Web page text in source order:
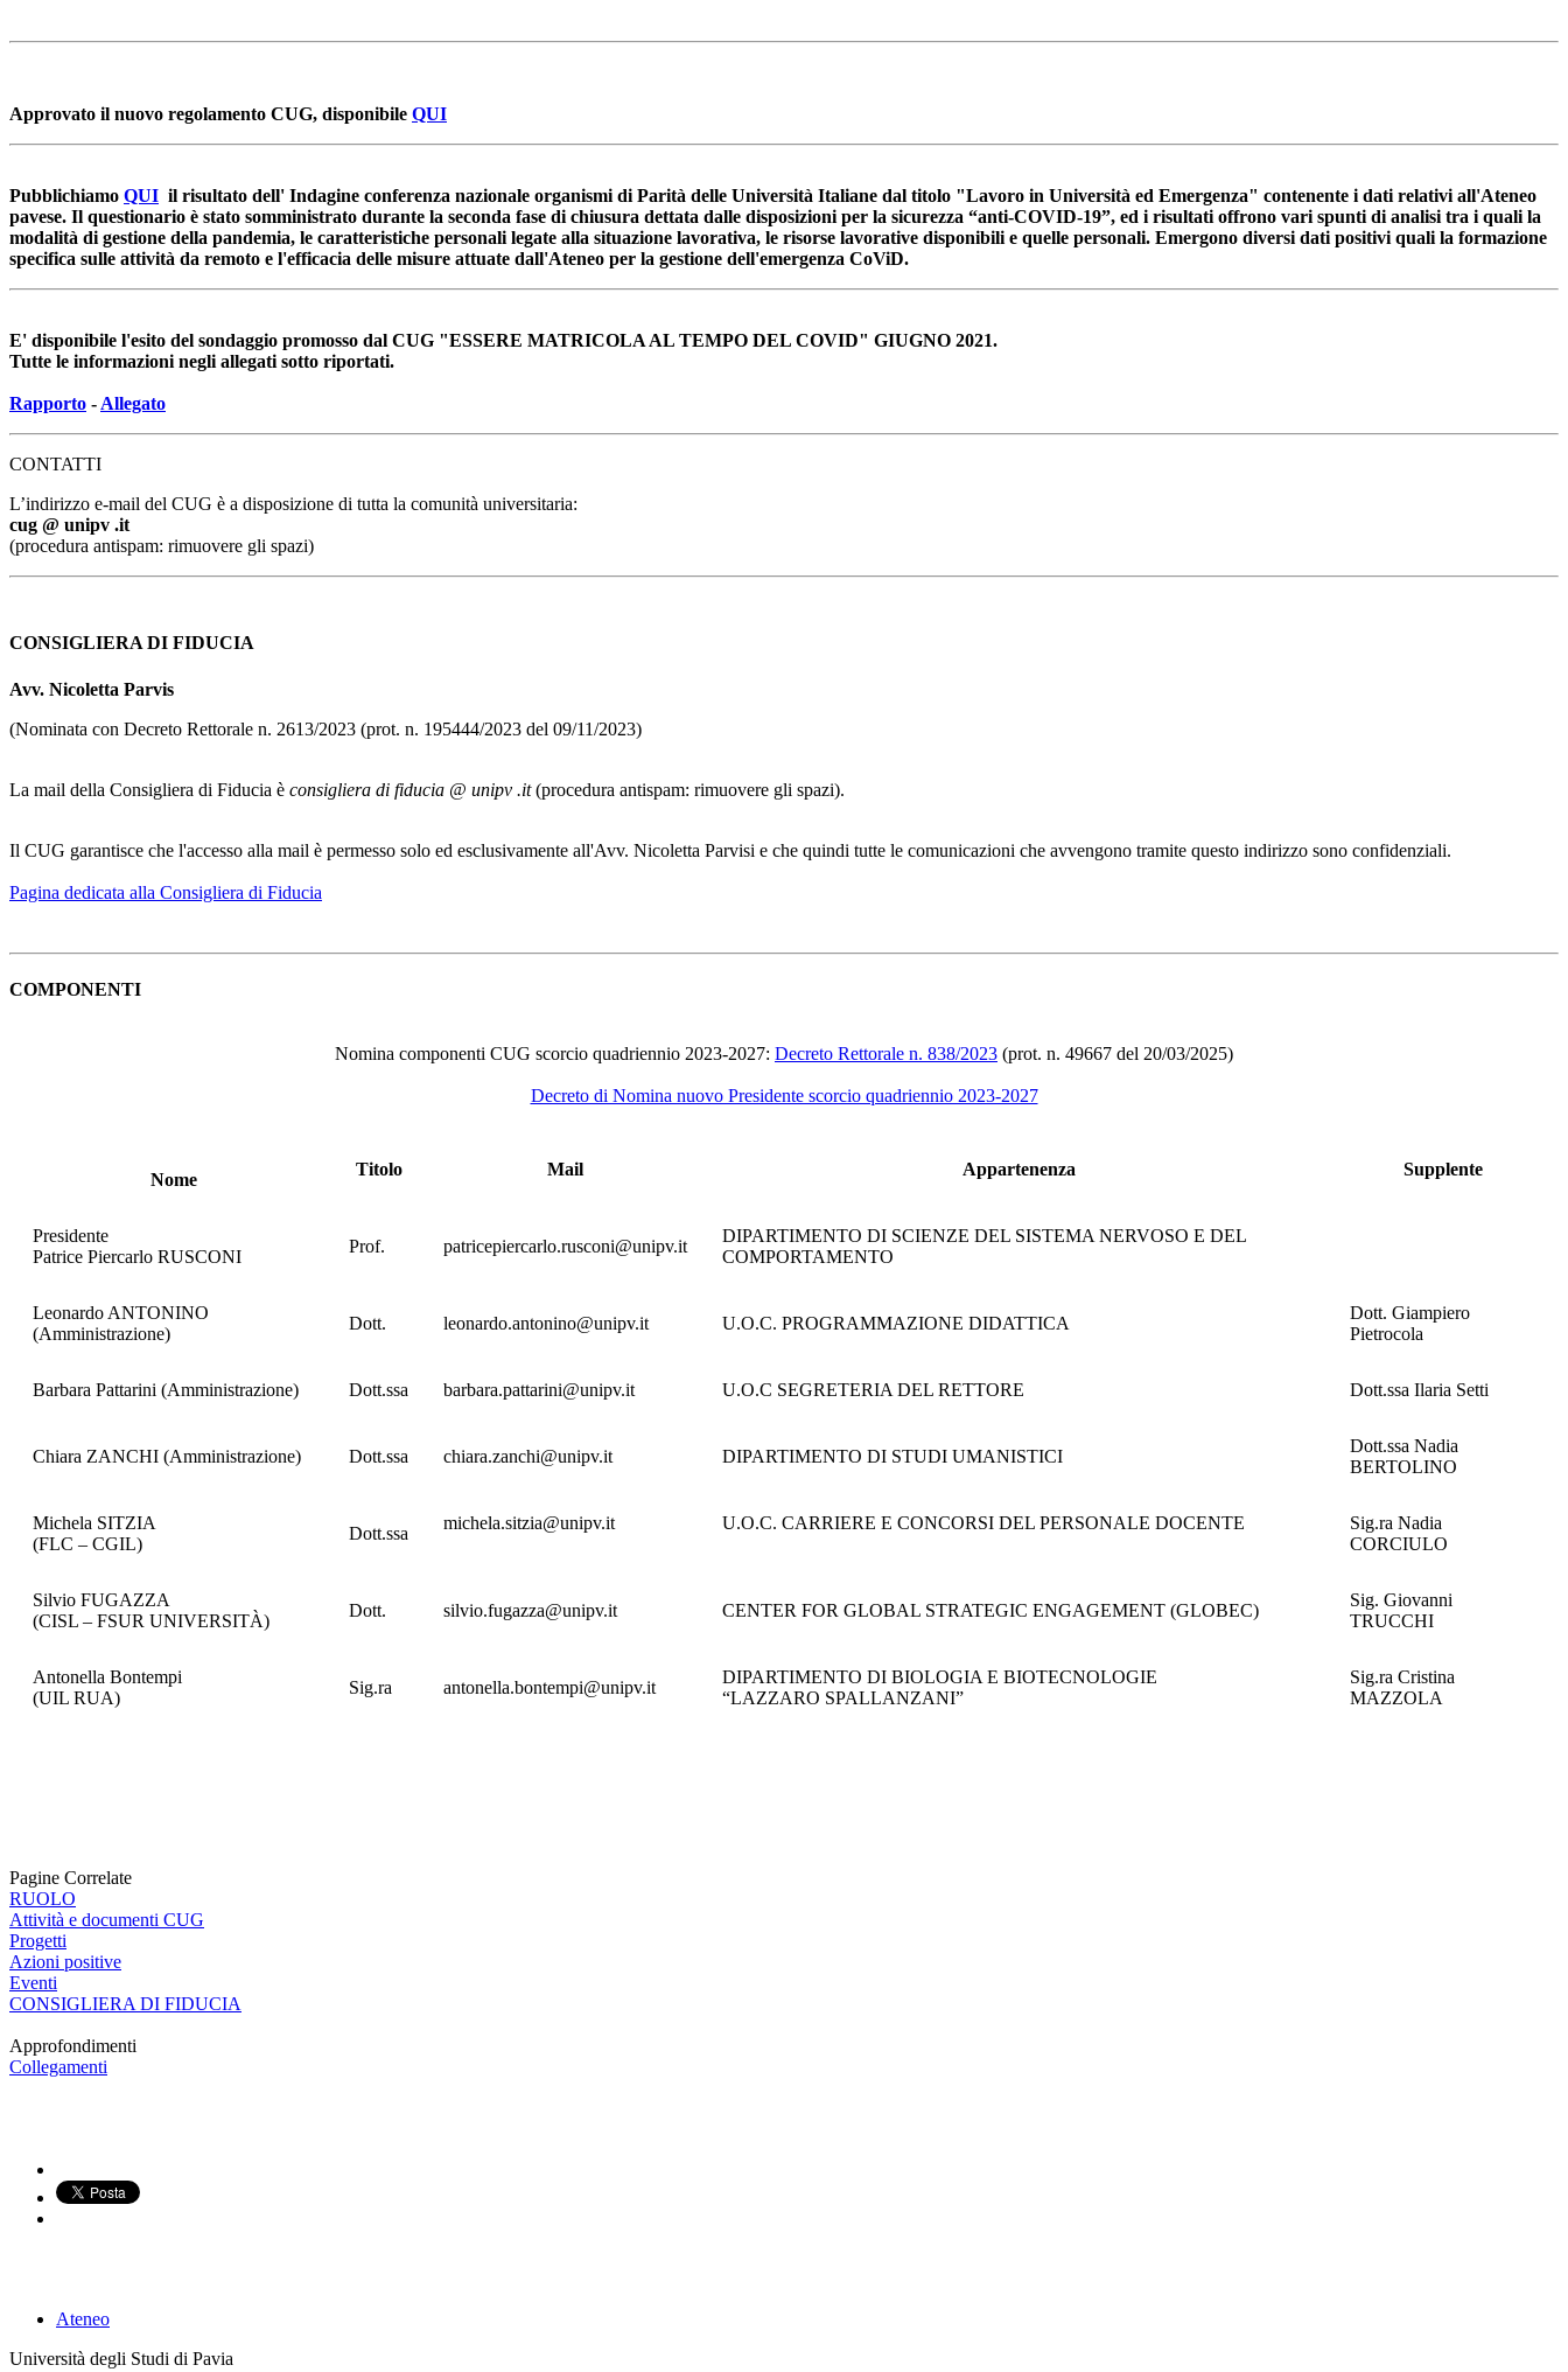
Approvato il nuovo regolamento CUG, disponibile QUI
Pubblichiamo QUI il risultato dell' Indagine conferenza nazionale organismi di Parità delle Università Italiane dal titolo "Lavoro in Università ed Emergenza" contenente i dati relativi all'Ateneo
pavese. Il questionario è stato somministrato durante la seconda fase di chiusura dettata dalle disposizioni per la sicurezza “anti-COVID-19”, ed i risultati offrono vari spunti di analisi tra i quali la
modalità di gestione della pandemia, le caratteristiche personali legate alla situazione lavorativa, le risorse lavorative disponibili e quelle personali. Emergono diversi dati positivi quali la formazione
specifica sulle attività da remoto e l'efficacia delle misure attuate dall'Ateneo per la gestione dell'emergenza CoViD.
E' disponibile l'esito del sondaggio promosso dal CUG "ESSERE MATRICOLA AL TEMPO DEL COVID" GIUGNO 2021.
Tutte le informazioni negli allegati sotto riportati.
Rapporto - Allegato
CONTATTI
L’indirizzo e-mail del CUG è a disposizione di tutta la comunità universitaria:
cug @ unipv .it
(procedura antispam: rimuovere gli spazi)
CONSIGLIERA DI FIDUCIA
Avv. Nicoletta Parvis
(Nominata con Decreto Rettorale n. 2613/2023 (prot. n. 195444/2023 del 09/11/2023)
La mail della Consigliera di Fiducia è consigliera di fiducia @ unipv .it(procedura antispam: rimuovere gli spazi).
Il CUG garantisce che l'accesso alla mail è permesso solo ed esclusivamente all'Avv. Nicoletta Parvisi e che quindi tutte le comunicazioni che avvengono tramite questo indirizzo sono confidenziali.
Pagina dedicata alla Consigliera di Fiducia
COMPONENTI
Nomina componenti CUG scorcio quadriennio 2023-2027: Decreto Rettorale n. 838/2023 (prot. n. 49667 del 20/03/2025)
Decreto di Nomina nuovo Presidente scorcio quadriennio 2023-2027
Nome
Titolo Mail Appartenenza Supplente
Presidente
Patrice Piercarlo RUSCONI
Prof. patricepiercarlo.rusconi@unipv.it
DIPARTIMENTO DI SCIENZE DEL SISTEMA NERVOSO E DEL
COMPORTAMENTO
Leonardo ANTONINO
(Amministrazione)
Dott. leonardo.antonino@unipv.it U.O.C. PROGRAMMAZIONE DIDATTICA
Dott. Giampiero
Pietrocola
Barbara Pattarini (Amministrazione) Dott.ssa barbara.pattarini@unipv.it U.O.C SEGRETERIA DEL RETTORE Dott.ssa Ilaria Setti
Chiara ZANCHI (Amministrazione) Dott.ssa chiara.zanchi@unipv.it DIPARTIMENTO DI STUDI UMANISTICI
Dott.ssa Nadia
BERTOLINO
Michela SITZIA
(FLC – CGIL)
Dott.ssa
michela.sitzia@unipv.it U.O.C. CARRIERE E CONCORSI DEL PERSONALE DOCENTE
Sig.ra Nadia
CORCIULO
Silvio FUGAZZA
(CISL – FSUR UNIVERSITÀ)
Dott. silvio.fugazza@unipv.it CENTER FOR GLOBAL STRATEGIC ENGAGEMENT (GLOBEC)
Sig. Giovanni
TRUCCHI
Antonella Bontempi
(UIL RUA)
Sig.ra antonella.bontempi@unipv.it
DIPARTIMENTO DI BIOLOGIA E BIOTECNOLOGIE
“LAZZARO SPALLANZANI”
Sig.ra Cristina
MAZZOLA
Pagine Correlate
RUOLO
Attività e documenti CUG
Progetti
Azioni positive
Eventi
CONSIGLIERA DI FIDUCIA
Approfondimenti
Collegamenti
Ateneo
Università degli Studi di Pavia